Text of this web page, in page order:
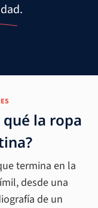
la ropa
termina en la
desde una
de un